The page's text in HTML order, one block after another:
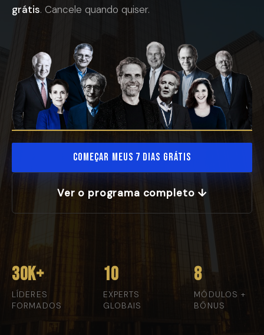
grátis. Cancele quando quiser.
Começar meus 7 dias grátis
Ver o programa completo ↓
30K+
LÍDERES
FORMADOS
10
EXPERTS
GLOBAIS
8
MÓDULOS +
BÔNUS